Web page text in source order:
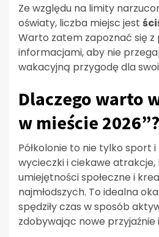
Ze względu na limity
oświaty, liczba miejsc jest
Warto zatem zapoznać się z
informacjami, aby nie
wakacyjną przygodę dla
Dlaczego warto
w mieście 2026”?
Półkolonie to nie tylko sport
wycieczki i ciekawe
umiejętności społeczne i
najmłodszych. To idealna
spędziły czas w sposób
zdobywając nowe przyjaźnie